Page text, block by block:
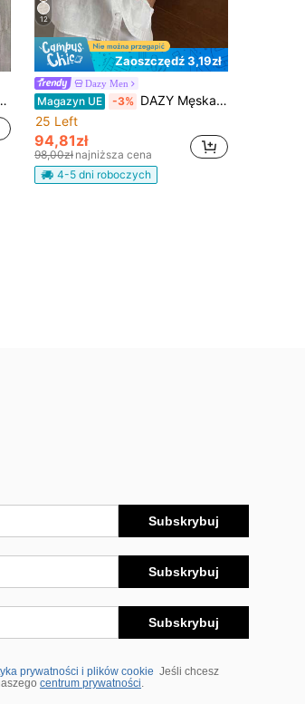
12
Zaoszczędź 3,19zł
Dazy Men
Magazyn UE -3% DAZY Męska koszula z krótkim rękawem w stylu ulicznym w kolorze białym
25 Left
94,81zł
98,00zł najniższa cena
4-5 dni roboczych
Subskrybuj
Subskrybuj
Subskrybuj
prywatności i plików cookie Jeśli chcesz
centrum prywatności.